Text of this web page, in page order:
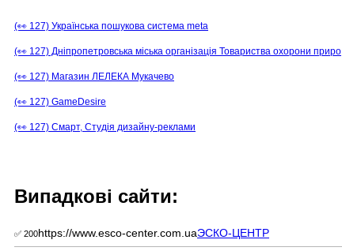
(👀 127) Українська пошукова система meta
(👀 127) Дніпропетровська міська організація Товариства охорони приро
(👀 127) Магазин ЛЕЛЕКА Мукачево
(👀 127) GameDesire
(👀 127) Смарт, Студія дизайну-реклами
Випадкові сайти:
✅ 200https://www.esco-center.com.uaЭСКО-ЦЕНТР